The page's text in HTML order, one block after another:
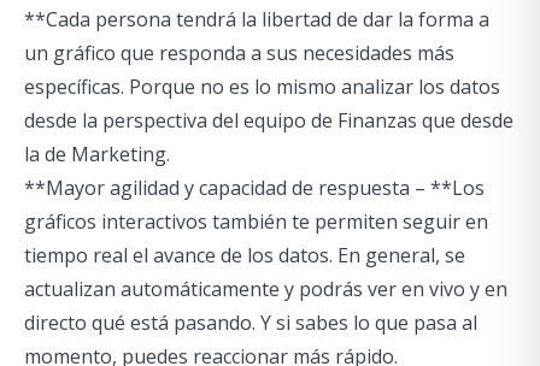
**Cada persona tendrá la libertad de dar la forma a
un gráfico que responda a sus necesidades más
específicas. Porque no es lo mismo analizar los datos
desde la perspectiva del equipo de Finanzas que desde
la de Marketing.
**Mayor agilidad y capacidad de respuesta – **Los
gráficos interactivos también te permiten seguir en
tiempo real el avance de los datos. En general, se
actualizan automáticamente y podrás ver en vivo y en
directo qué está pasando. Y si sabes lo que pasa al
momento, puedes reaccionar más rápido.